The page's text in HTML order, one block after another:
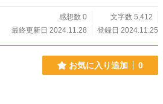
撃をかわし、無駄のない動きで正確に攻撃を叩
いは、まさに「生身の力」と「技術」によるも
の名が広がるにつれ、魔法やスキルのエリート
、圧倒的な力を誇るライバルたちが次々と海野
もなくとも格闘技
感想数 0
文字数 5,412
最終更新日 2024.11.28
登録日 2024.11.25
お気に入り追加 0